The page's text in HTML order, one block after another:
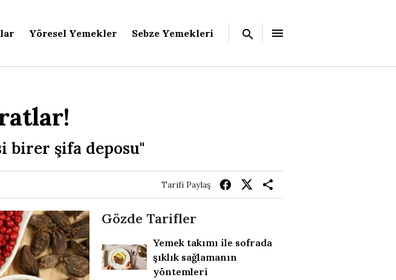
Yöresel Yemekler Sebze Yemekleri
birer şifa deposu"
Tarifi Paylaş
Gözde Tarifler
Yemek takımı ile sofrada
şıklık sağlamanın
yöntemleri